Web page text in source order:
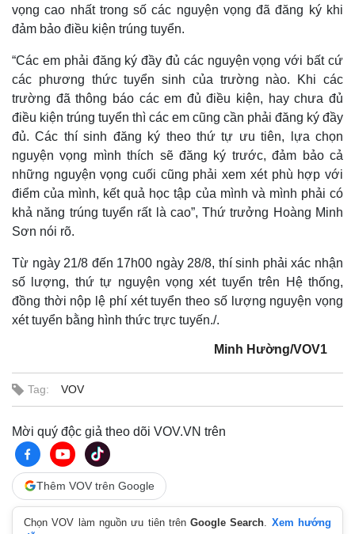
Thế giới
Quan sát
Cuộc sống đó đây
Hồ sơ
Multimedia
Video
Ảnh
E-Magazine
Infographic
vọng cao nhất trong số các nguyện vọng đã đăng ký khi
đảm bảo điều kiện trúng tuyển.
“Các em phải đăng ký đầy đủ các nguyện vọng với bất cứ
các phương thức tuyển sinh của trường nào. Khi các
trường đã thông báo các em đủ điều kiện, hay chưa đủ
điều kiện trúng tuyển thì các em cũng cần phải đăng ký đầy
đủ. Các thí sinh đăng ký theo thứ tự ưu tiên, lựa chọn
nguyện vọng mình thích sẽ đăng ký trước, đảm bảo cả
những nguyện vọng cuối cũng phải xem xét phù hợp với
điểm của mình, kết quả học tập của mình và mình phải có
khả năng trúng tuyển rất là cao”, Thứ trưởng Hoàng Minh
Sơn nói rõ.
Từ ngày 21/8 đến 17h00 ngày 28/8, thí sinh phải xác nhận
số lượng, thứ tự nguyện vọng xét tuyển trên Hệ thống,
đồng thời nộp lệ phí xét tuyển theo số lượng nguyện vọng
xét tuyển bằng hình thức trực tuyến./.
Minh Hường/VOV1
Tag: VOV
Mời quý độc giả theo dõi VOV.VN trên
Thêm VOV trên Google
Chọn VOV làm nguồn ưu tiên trênGoogle Search
Xem hướng